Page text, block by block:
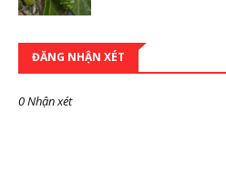
ĐĂNG NHẬN XÉT
0 Nhận xét